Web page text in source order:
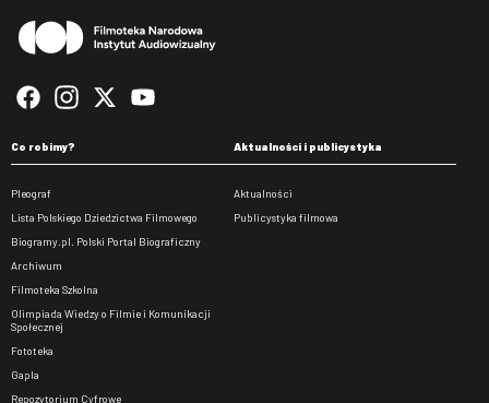
Co robimy?
Pleograf
Lista Polskiego Dziedzictwa Filmowego
Biogramy.pl. Polski Portal Biograficzny
Archiwum
Filmoteka Szkolna
Olimpiada Wiedzy o Filmie i Komunikacji
Społecznej
Fototeka
Gapla
Repozytorium Cyfrowe
Aktualności i publicystyka
Aktualności
Publicystyka filmowa